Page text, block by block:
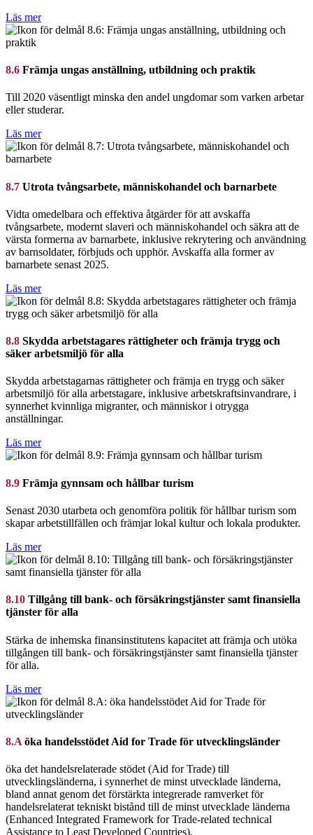
Läs mer
8.6 Främja ungas anställning, utbildning och praktik
Till 2020 väsentligt minska den andel ungdomar som varken arbetar
eller studerar.
Läs mer
8.7 Utrota tvångsarbete, människohandel och barnarbete
Vidta omedelbara och effektiva åtgärder för att avskaffa
tvångsarbete, modernt slaveri och människohandel och säkra att de
värsta formerna av barnarbete, inklusive rekrytering och användning
av barnsoldater, förbjuds och upphör. Avskaffa alla former av
barnarbete senast 2025.
Läs mer
8.8 Skydda arbetstagares rättigheter och främja trygg och
säker arbetsmiljö för alla
Skydda arbetstagarnas rättigheter och främja en trygg och säker
arbetsmiljö för alla arbetstagare, inklusive arbetskraftsinvandrare, i
synnerhet kvinnliga migranter, och människor i otrygga
anställningar.
Läs mer
8.9 Främja gynnsam och hållbar turism
Senast 2030 utarbeta och genomföra politik för hållbar turism som
skapar arbetstillfällen och främjar lokal kultur och lokala produkter.
Läs mer
8.10 Tillgång till bank- och försäkringstjänster samt finansiella
tjänster för alla
Stärka de inhemska finansinstitutens kapacitet att främja och utöka
tillgången till bank- och försäkringstjänster samt finansiella tjänster
för alla.
Läs mer
8.A öka handelsstödet Aid for Trade för utvecklingsländer
öka det handelsrelaterade stödet (Aid for Trade) till
utvecklingsländerna, i synnerhet de minst utvecklade länderna,
bland annat genom det förstärkta integrerade ramverket för
handelsrelaterat tekniskt bistånd till de minst utvecklade länderna
(Enhanced Integrated Framework for Trade-related technical
Assistance to Least Developed Countries).